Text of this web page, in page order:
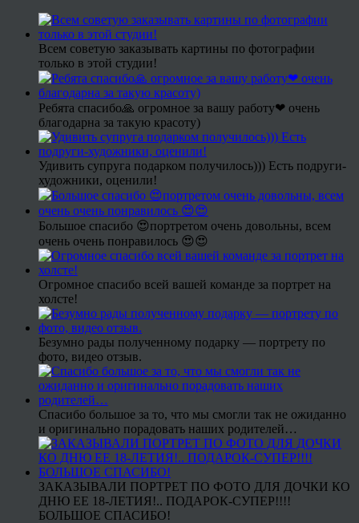
Всем советую заказывать картины по фотографии
только в этой студии!
Ребята спасибо🙏 огромное за вашу работу❤ очень
благодарна за такую красоту)
Удивить супруга подарком получилось))) Есть подруги-
художники, оценили!
Большое спасибо 😍портретом очень довольны, всем
очень очень понравилось 😍😍
Огромное спасибо всей вашей команде за портрет на
холсте!
Безумно рады полученному подарку — портрету по
фото, видео отзыв.
Спасибо большое за то, что мы смогли так не ожиданно
и оригинально порадовать наших родителей…
ЗАКАЗЫВАЛИ ПОРТРЕТ ПО ФОТО ДЛЯ ДОЧКИ КО
ДНЮ ЕЕ 18-ЛЕТИЯ!.. ПОДАРОК-СУПЕР!!!!
БОЛЬШОЕ СПАСИБО!